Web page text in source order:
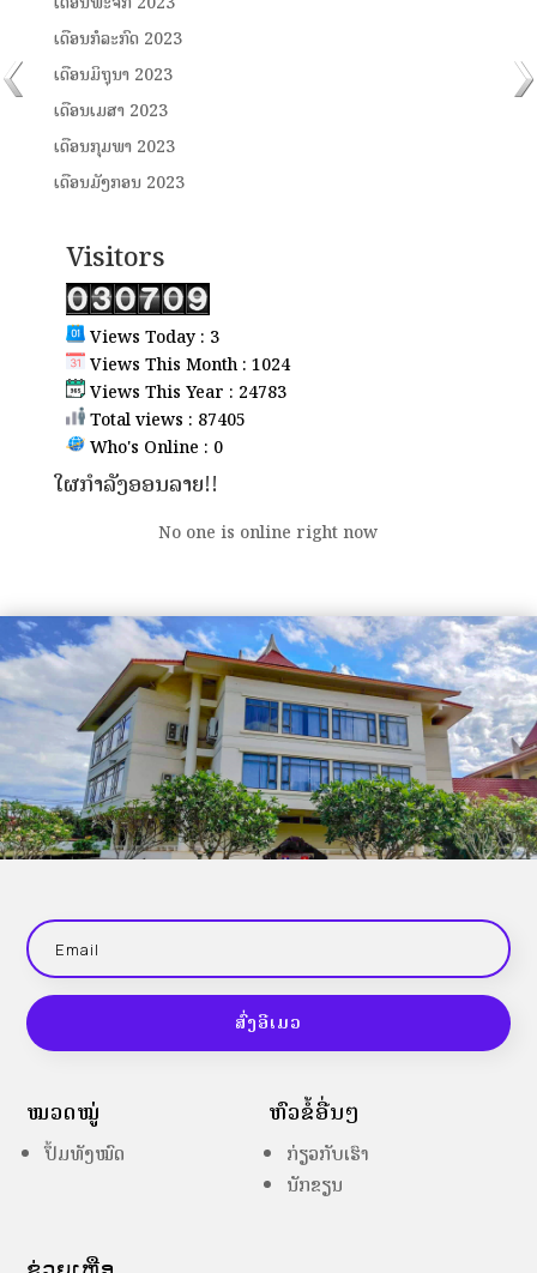
ເດືອນກໍລະກົດ 2023
ເດືອນມິຖຸນາ 2023
ເດືອນເມສາ 2023
ເດືອນກຸມພາ 2023
ເດືອນມັງກອນ 2023
Visitors
Views Today : 3
Views This Month : 1024
Views This Year : 24783
Total views : 87405
Who's Online : 0
ໃຜກຳລັງອອນລາຍ!!
No one is online right now
ສົ່ງອີເມວ
ໝວດໝູ່
ປຶ້ມທັງໝົດ
ຫົວຂໍ້ອື່ນໆ
ກ່ຽວກັບເຮົາ
ນັກຂຽນ